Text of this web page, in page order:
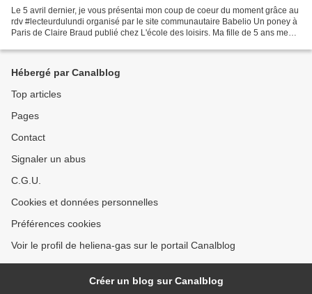
Le 5 avril dernier, je vous présentai mon coup de coeur du moment grâce au
rdv #lecteurdulundi organisé par le site communautaire Babelio Un poney à
Paris de Claire Braud publié chez L'école des loisirs. Ma fille de 5 ans me
Hébergé par Canalblog
Top articles
Pages
Contact
Signaler un abus
C.G.U.
Cookies et données personnelles
Préférences cookies
Voir le profil de heliena-gas sur le portail Canalblog
Créer un blog sur Canalblog